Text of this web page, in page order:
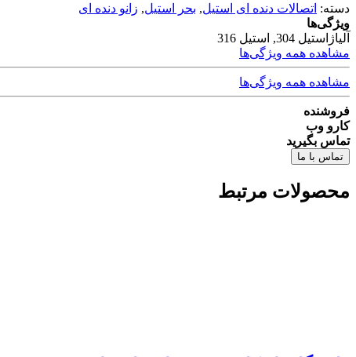
دسته: اتصالات دنده ای استیل, بحر استیل, زانو دنده ای
ویژگی‌ها
آلیاژ استیل 304, استیل 316
مشاهده همه ویژگی‌ها
مشاهده همه ویژگی‌ها
فروشنده
کارو وب
تماس بگیرید
تماس با ما
محصولات مرتبط